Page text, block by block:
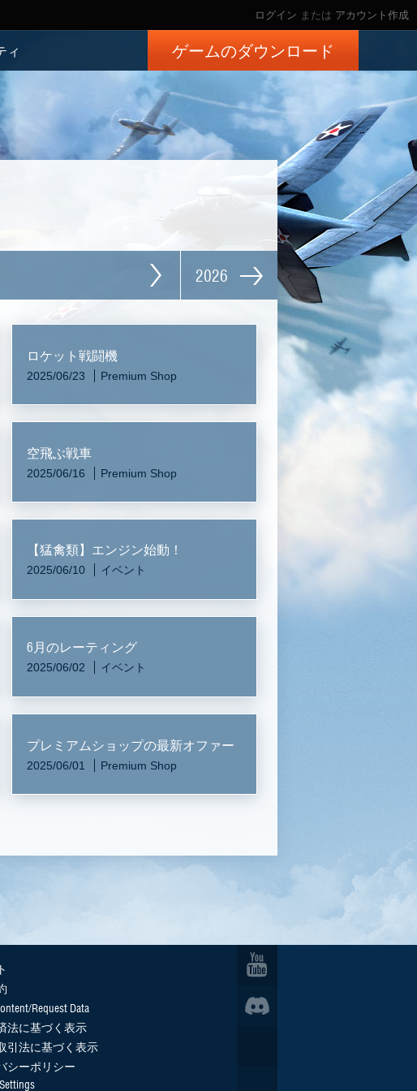
ログイン または アカウント作成
ィ ゲームのダウンロード
2026
ロケット戦闘機
2025/06/23 Premium Shop
空飛ぶ戦車
2025/06/16 Premium Shop
【猛禽類】エンジン始動！
2025/06/10 イベント
6月のレーティング
2025/06/02 イベント
プレミアムショップの最新オファー
2025/06/01 Premium Shop
Request Data
法に基づく表示
引法に基づく表示
シーポリシー